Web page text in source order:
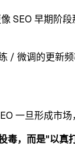
SEO 早期阶
/ 微调的更新
一旦形成市
毒，而是"以真